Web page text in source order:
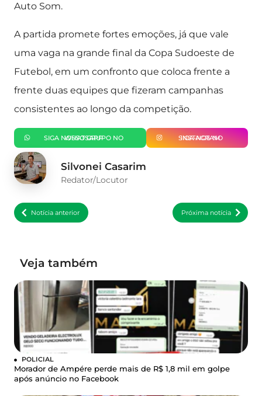
Auto Som.
A partida promete fortes emoções, já que vale
uma vaga na grande final da Copa Sudoeste de
Futebol, em um confronto que coloca frente a
frente duas equipes que fizeram campanhas
consistentes ao longo da competição.
SIGA NOSSO GRUPO NO WHATSAPP SIGA-NOS NO INSTAGRAM
Silvonei Casarim
Redator/Locutor
Notícia anterior Próxima notícia
Veja também
POLICIAL
Morador de Ampére perde mais de R$ 1,8 mil em golpe
após anúncio no Facebook